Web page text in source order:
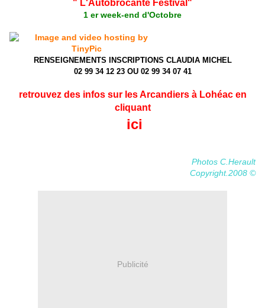
" L'Autobrocante Festival"
1 er week-end d'Octobre
RENSEIGNEMENTS INSCRIPTIONS CLAUDIA MICHEL
02 99 34 12 23 OU 02 99 34 07 41
retrouvez des infos sur les Arcandiers à Lohéac en
cliquant
ici
Photos C.Herault
Copyright.2008 ©
Publicité